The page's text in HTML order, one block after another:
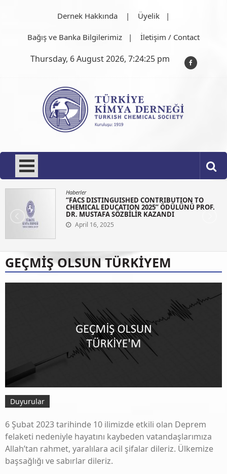
Dernek Hakkında Üyelik
Bağış ve Banka Bilgilerimiz İletişim / Contact
Thursday, 6 August 2026, 7:24:25 pm
Türkiye Kimya Derneği
Haberler
“FACS DISTINGUISHED CONTRIBUTION TO
CHEMICAL EDUCATION 2025” ÖDÜLÜNÜ PROF.
DR. MUSTAFA SÖZBİLİR KAZANDI
April 16, 2025
GEÇMİŞ OLSUN TÜRKİYEM
Duyurular
6 Şubat 2023 tarihinde 10 ilimizde etkili olan Deprem
felaketi nedeniyle hayatını kaybeden vatandaşlarımıza
Allah’tan rahmet, yaralılara acil şifalar dileriz. Ülkemize
başsağlığı ve sabırlar dileriz.